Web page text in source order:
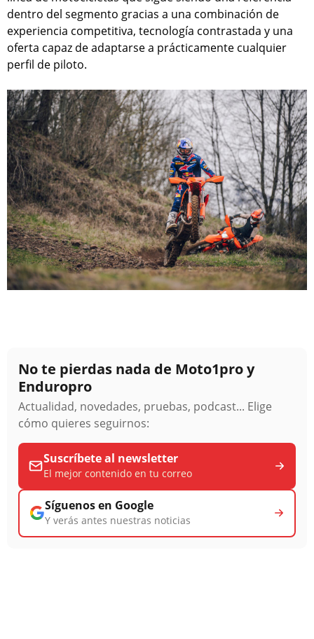
dentro del segmento gracias a una combinación de
experiencia competitiva, tecnología contrastada y una
oferta capaz de adaptarse a prácticamente cualquier
perfil de piloto.
No te pierdas nada de Moto1pro y
Enduropro
Actualidad, novedades, pruebas, podcast... Elige
cómo quieres seguirnos:
Suscríbete al newsletter
El mejor contenido en tu correo
Síguenos en Google
Y verás antes nuestras noticias